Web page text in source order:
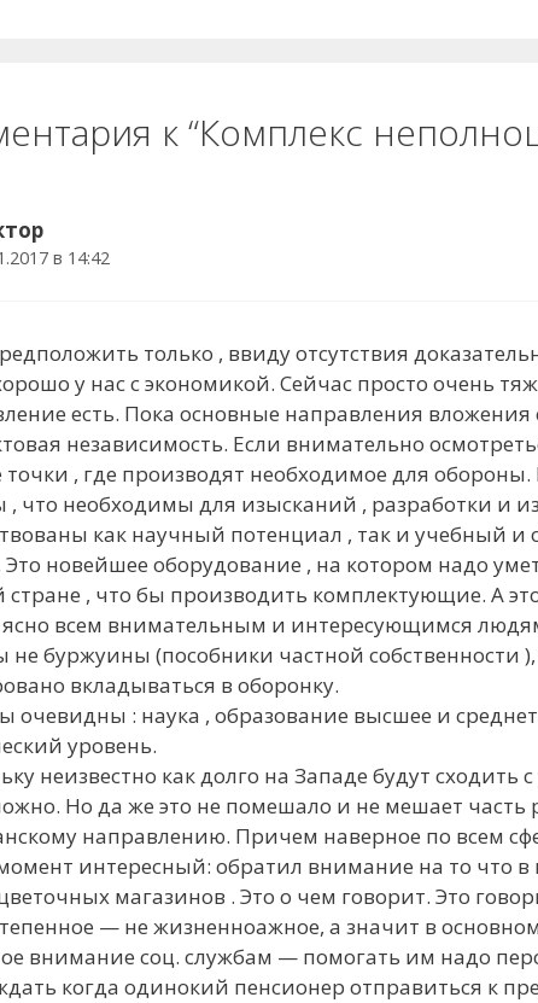
к “Комплекс
в 14:42
только , ввиду отсутствия
у нас с экономикой. Сейчас просто очень
есть. Пока основные направления
независимость. Если внимательно
точки , где производят необходимое для
, что необходимы для изысканий , разработки и
как научный потенциал , так и учебный
новейшее оборудование , на котором надо
стране , что бы производить комплектующие. А
всем внимательным и интересующимся
не буржуины (пособники частной собственности
вкладываться в оборонку.
очевидны : наука , образование высшее и
уровень.
неизвестно как долго на Западе будут сходить
Но да же это не помешало и не мешает часть
направлению. Причем наверное по всем
интересный: обратил внимание на то что
магазинов . Это о чем говорит. Это
— не жизненноажное, а значит в
внимание соц. службам — помогать им надо
когда одинокий пенсионер отправиться к